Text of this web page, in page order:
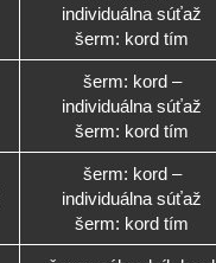
individuálna súťaž
šerm: kord tím
šerm: kord –
individuálna súťaž
šerm: kord tím
šerm: kord –
individuálna súťaž
šerm: kord tím